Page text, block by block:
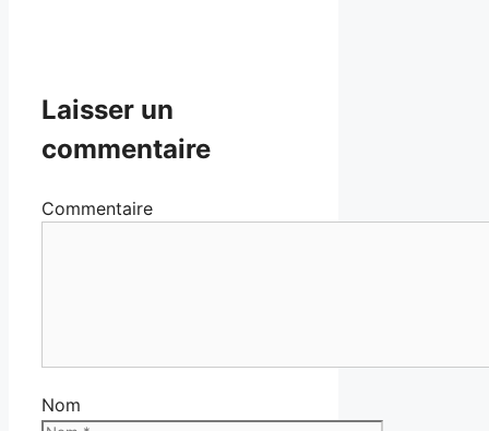
Laisser un
commentaire
Commentaire
Nom